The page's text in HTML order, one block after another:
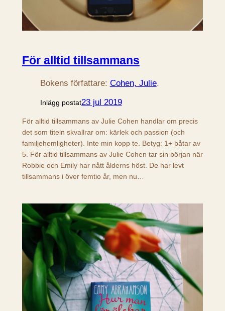
För alltid tillsammans
Bokens författare: Cohen, Julie.
Inlägg postat23 jul 2019
För alltid tillsammans av Julie Cohen handlar om precis
det som titeln skvallrar om: kärlek och passion (och
familjehemligheter). Inte min kopp te. Betyg: 1+ båtar av
5. För alltid tillsammans av Julie Cohen tar sin början när
Robbie och Emily har nått ålderns höst. De har levt
tillsammans i över femtio år, men nu…